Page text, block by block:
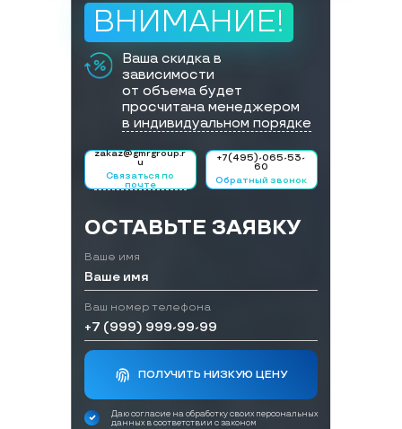
ВНИМАНИЕ!
Ваша скидка в
зависимости
от объема будет
просчитана менеджером
в индивидуальном порядке
zakaz@gmrgroup.r
u
Связаться по
почте
+7(495)-065-53-
60
Обратный звонок
ОСТАВЬТЕ ЗАЯВКУ
Ваше имя
Ваш номер телефона
ПОЛУЧИТЬ НИЗКУЮ ЦЕНУ
Даю согласие на обработку своих персональных
данных в соответствии с законом